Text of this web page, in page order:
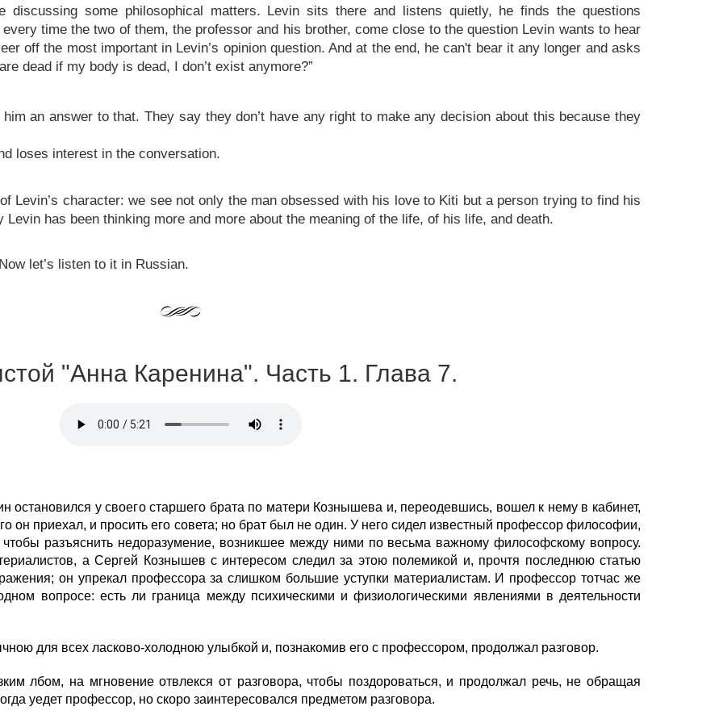
discussing some philosophical matters. Levin sits there and listens quietly, he finds the questions
time the two of them, the professor and his brother, come close to the question Levin wants to hear
off the most important in Levin’s opinion question. And at the end, he can't bear it any longer and asks
dead if my body is dead, I don’t exist anymore?”
an answer to that. They say they don’t have any right to make any decision about this because they
loses interest in the conversation.
Levin’s character: we see not only the man obsessed with his love to Kiti but a person trying to find his
has been thinking more and more about the meaning of the life, of his life, and death.
let’s listen to it in Russian.
"Анна Каренина". Часть 1. Глава 7.
у своего старшего брата по матери Кознышева и, переодевшись, вошел к нему в кабинет,
он приехал, и просить его совета; но брат был не один. У него сидел известный профессор философии,
разъяснить недоразумение, возникшее между ними по весьма важному философскому вопросу.
а Сергей Кознышев с интересом следил за этою полемикой и, прочтя последнюю статью
он упрекал профессора за слишком большие уступки материалистам. И профессор тотчас же
вопросе: есть ли граница между психическими и физиологическими явлениями в деятельности
для всех ласково-холодною улыбкой и, познакомив его с профессором, продолжал разговор.
лбом, на мгновение отвлекся от разговора, чтобы поздороваться, и продолжал речь, не обращая
уедет профессор, но скоро заинтересовался предметом разговора.